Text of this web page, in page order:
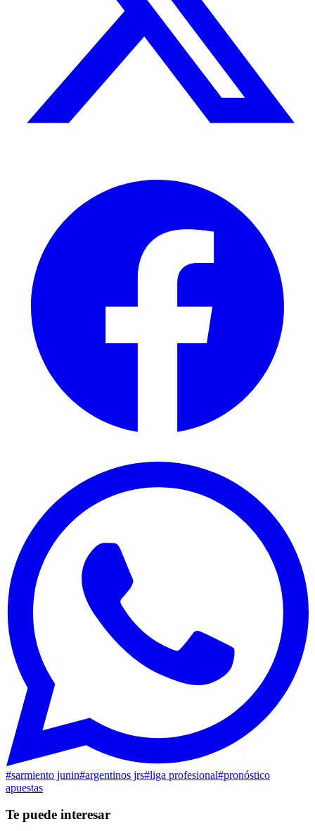
#sarmiento junin#argentinos jrs#liga profesional#pronóstico
apuestas
Te puede interesar